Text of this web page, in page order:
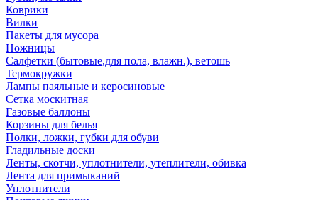
Коврики
Вилки
Пакеты для мусора
Ножницы
Салфетки (бытовые,для пола, влажн.), ветошь
Термокружки
Лампы паяльные и керосиновые
Сетка москитная
Газовые баллоны
Корзины для белья
Полки, ложки, губки для обуви
Гладильные доски
Ленты, скотчи, уплотнители, утеплители, обивка
Лента для примыканий
Уплотнители